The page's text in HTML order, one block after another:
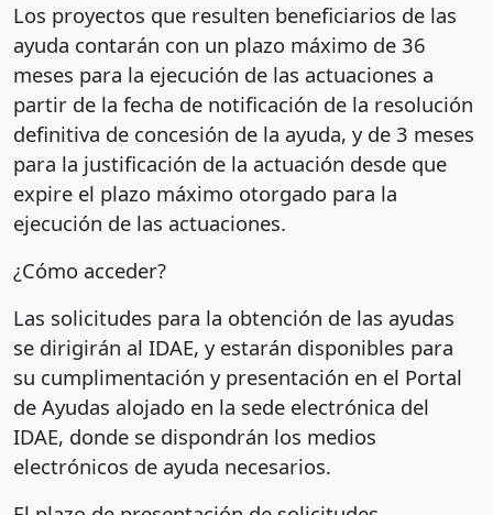
Los proyectos que resulten beneficiarios de las
ayuda contarán con un plazo máximo de 36
meses para la ejecución de las actuaciones a
partir de la fecha de notificación de la resolución
definitiva de concesión de la ayuda, y de 3 meses
para la justificación de la actuación desde que
expire el plazo máximo otorgado para la
ejecución de las actuaciones.
¿Cómo acceder?
Las solicitudes para la obtención de las ayudas
se dirigirán al IDAE, y estarán disponibles para
su cumplimentación y presentación en el Portal
de Ayudas alojado en la sede electrónica del
IDAE, donde se dispondrán los medios
electrónicos de ayuda necesarios.